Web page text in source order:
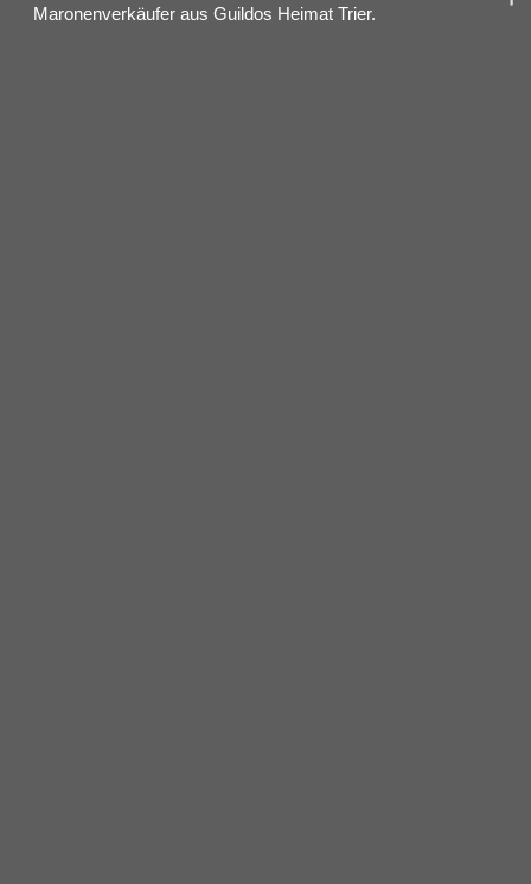
Maronenverkäufer aus Guildos Heimat Trier.